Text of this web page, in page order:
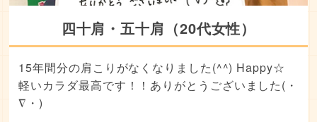
四十肩・五十肩（20代女性）
15年間分の肩こりがなくなりました(^^) Happy☆
軽いカラダ最高です！！ありがとうございました(・
∇・)